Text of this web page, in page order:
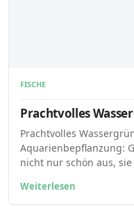
FISCHE
Prachtvolles
Prachtvolles
Aquarienbepflanzung:
nicht nur schön aus,
Weiterlesen